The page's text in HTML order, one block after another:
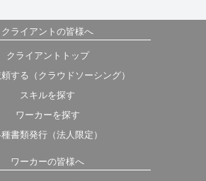
クライアントの皆様へ
クライアントトップ
する（クラウドソーシング）
スキルを探す
ワーカーを探す
書類発行（法人限定）
ワーカーの皆様へ